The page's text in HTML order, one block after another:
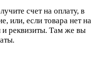
счет на оплату, в
или, если товара нет на
и реквизиты. Там же вы